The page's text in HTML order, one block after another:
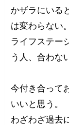
かザラにいる
は変わらない。
ライフステー
う人、合わな
今付き合って
いいと思う。
わざわざ過去